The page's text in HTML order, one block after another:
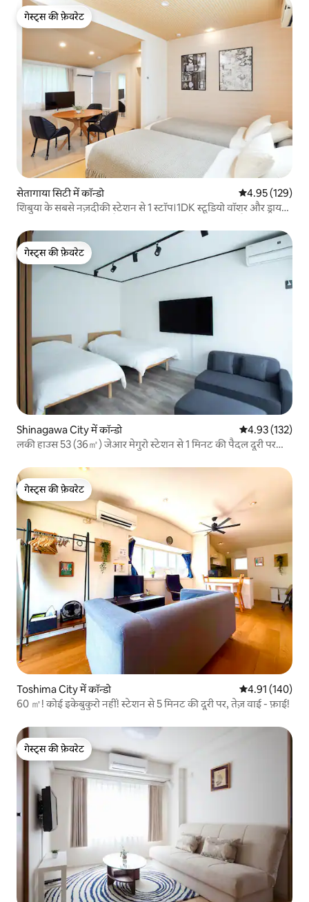
गेस्ट्स की फ़ेवरेट
गेस्ट्स की फ़ेवरेट
सेतागाया सिटी में कॉन्डो औसत रेटिंग 5 में से
4.95 (129)
शिबुया के सबसे नज़दीकी स्टेशन से 1 स्टॉप।1DK स्टूडियो वॉशर और ड्रायर
गेस्ट्स की फ़ेवरेट
गेस्ट्स की फ़ेवरेट
Shinagawa City में कॉन्डो औसत रेटिंग 5 में से
4.93 (132)
लकी हाउस 53 (36㎡) जेआर मेगुरो स्टेशन से 1 मिनट की पैदल दूरी पर
गेस्ट्स की फ़ेवरेट
गेस्ट्स की फ़ेवरेट
Toshima City में कॉन्डो औसत रेटिंग 5 में से
4.91 (140)
60 ㎡! कोई इकेबुकुरो नहीं! स्टेशन से 5 मिनट की दूरी पर, तेज़ वाई - फ़ाई!
गेस्ट्स की फ़ेवरेट
गेस्ट्स की फ़ेवरेट